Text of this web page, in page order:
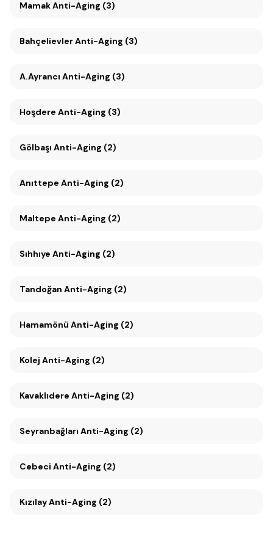
Mamak Anti-Aging (3)
Bahçelievler Anti-Aging (3)
A.Ayrancı Anti-Aging (3)
Hoşdere Anti-Aging (3)
Gölbaşı Anti-Aging (2)
Anıttepe Anti-Aging (2)
Maltepe Anti-Aging (2)
Sıhhıye Anti-Aging (2)
Tandoğan Anti-Aging (2)
Hamamönü Anti-Aging (2)
Kolej Anti-Aging (2)
Kavaklıdere Anti-Aging (2)
Seyranbağları Anti-Aging (2)
Cebeci Anti-Aging (2)
Kızılay Anti-Aging (2)